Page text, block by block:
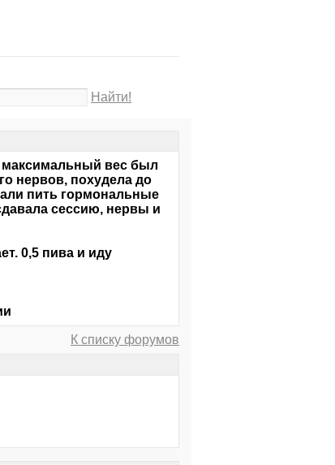
Найти!
максимальный вес был
нервов, похудела до
пить гормональные
сессию, нервы и
0,5 пива и иду
К списку форумов